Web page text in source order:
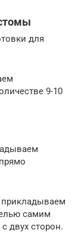
для
9-10
прикладываем
самим
двух сторон.